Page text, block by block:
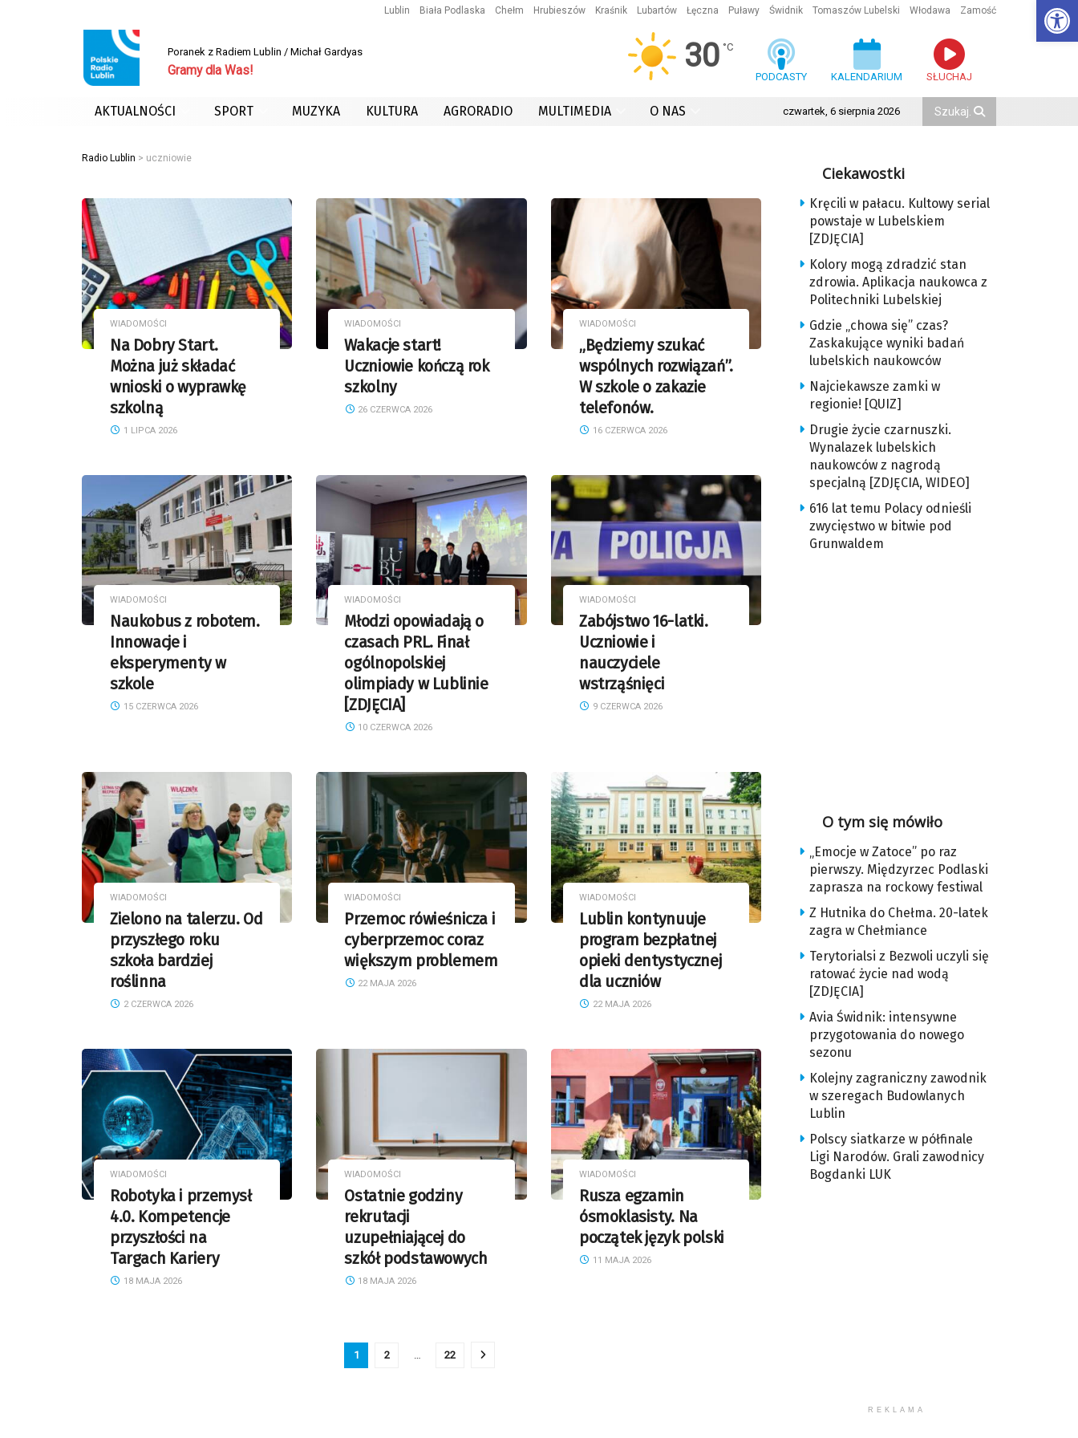
Lublin Biała Podlaska Chełm Hrubieszów Kraśnik Lubartów Łęczna Puławy Świdnik Tomaszów Lubelski Włodawa Zamość
Poranek z Radiem Lublin / Michał Gardyas
Gramy dla Was! 30 °C
PODCASTY KALENDARIUM SŁUCHAJ
AKTUALNOŚCI SPORT MUZYKA KULTURA AGRORADIO MULTIMEDIA O NAS czwartek, 6 sierpnia 2026
Radio Lublin > uczniowie
WIADOMOŚCI
Na Dobry Start.
Można już składać
wnioski o wyprawkę
szkolną
1 LIPCA 2026
WIADOMOŚCI
Wakacje start!
Uczniowie kończą rok
szkolny
26 CZERWCA 2026
WIADOMOŚCI
„Będziemy szukać
wspólnych rozwiązań”.
W szkole o zakazie
telefonów.
16 CZERWCA 2026
WIADOMOŚCI
Naukobus z robotem.
Innowacje i
eksperymenty w
szkole
15 CZERWCA 2026
WIADOMOŚCI
Młodzi opowiadają o
czasach PRL. Finał
ogólnopolskiej
olimpiady w Lublinie
[ZDJĘCIA]
10 CZERWCA 2026
WIADOMOŚCI
Zabójstwo 16-latki.
Uczniowie i
nauczyciele
wstrząśnięci
9 CZERWCA 2026
WIADOMOŚCI
Zielono na talerzu. Od
przyszłego roku
szkoła bardziej
roślinna
2 CZERWCA 2026
WIADOMOŚCI
Przemoc rówieśnicza i
cyberprzemoc coraz
większym problemem
22 MAJA 2026
WIADOMOŚCI
Lublin kontynuuje
program bezpłatnej
opieki dentystycznej
dla uczniów
22 MAJA 2026
WIADOMOŚCI
Robotyka i przemysł
4.0. Kompetencje
przyszłości na
Targach Kariery
18 MAJA 2026
WIADOMOŚCI
Ostatnie godziny
rekrutacji
uzupełniającej do
szkół podstawowych
18 MAJA 2026
WIADOMOŚCI
Rusza egzamin
ósmoklasisty. Na
początek język polski
11 MAJA 2026
1 2 22
Ciekawostki
Kręcili w pałacu. Kultowy serial
powstaje w Lubelskiem
[ZDJĘCIA]
Kolory mogą zdradzić stan
zdrowia. Aplikacja naukowca z
Politechniki Lubelskiej
Gdzie „chowa się” czas?
Zaskakujące wyniki badań
lubelskich naukowców
Najciekawsze zamki w
regionie! [QUIZ]
Drugie życie czarnuszki.
Wynalazek lubelskich
naukowców z nagrodą
specjalną [ZDJĘCIA, WIDEO]
616 lat temu Polacy odnieśli
zwycięstwo w bitwie pod
Grunwaldem
O tym się mówiło
„Emocje w Zatoce” po raz
pierwszy. Międzyrzec Podlaski
zaprasza na rockowy festiwal
Z Hutnika do Chełma. 20-latek
zagra w Chełmiance
Terytorialsi z Bezwoli uczyli się
ratować życie nad wodą
[ZDJĘCIA]
Avia Świdnik: intensywne
przygotowania do nowego
sezonu
Kolejny zagraniczny zawodnik
w szeregach Budowlanych
Lublin
Polscy siatkarze w półfinale
Ligi Narodów. Grali zawodnicy
Bogdanki LUK
REKLAMA